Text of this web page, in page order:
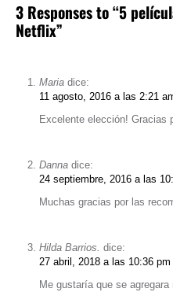
3 Responses to “5
Netflix”
Maria dice:
11 agosto, 2016 a las 2:21
Excelente elección! Gracias
Danna dice:
24 septiembre, 2016 a las
Muchas gracias por las
Hilda Barrios. dice:
27 abril, 2018 a las 10:36 pm
Me gustaría que se